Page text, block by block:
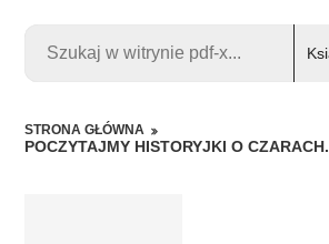
STRONA GŁÓWNA
POCZYTAJMY HISTORYJKI O